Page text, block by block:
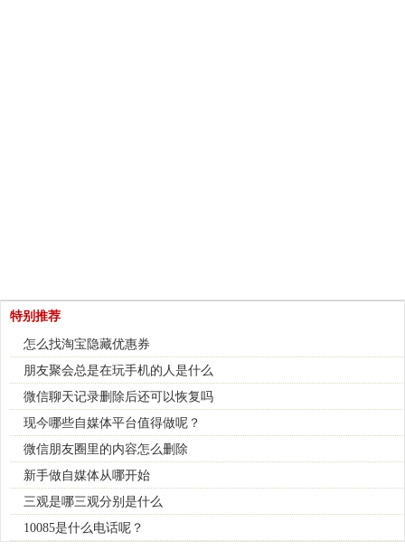
特别推荐
怎么找淘宝隐藏优惠券
朋友聚会总是在玩手机的人是什么
微信聊天记录删除后还可以恢复吗
现今哪些自媒体平台值得做呢？
微信朋友圈里的内容怎么删除
新手做自媒体从哪开始
三观是哪三观分别是什么
10085是什么电话呢？